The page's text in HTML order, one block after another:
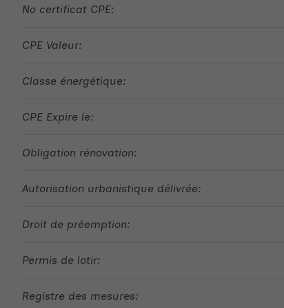
No certificat CPE:
CPE Valeur:
Classe énergétique:
CPE Expire le:
Obligation rénovation:
Autorisation urbanistique délivrée:
Droit de préemption:
Permis de lotir:
Registre des mesures: